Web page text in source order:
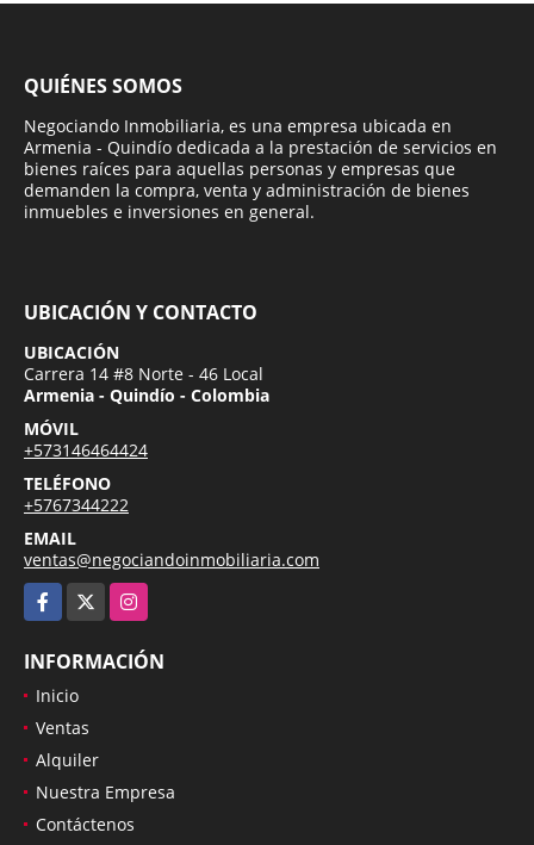
QUIÉNES SOMOS
Negociando Inmobiliaria, es una empresa ubicada en
Armenia - Quindío dedicada a la prestación de servicios en
bienes raíces para aquellas personas y empresas que
demanden la compra, venta y administración de bienes
inmuebles e inversiones en general.
UBICACIÓN Y CONTACTO
UBICACIÓN
Carrera 14 #8 Norte - 46 Local
Armenia - Quindío - Colombia
MÓVIL
+573146464424
TELÉFONO
+5767344222
EMAIL
ventas@negociandoinmobiliaria.com
Facebook
Instagram
INFORMACIÓN
Inicio
Ventas
Alquiler
Nuestra Empresa
Contáctenos